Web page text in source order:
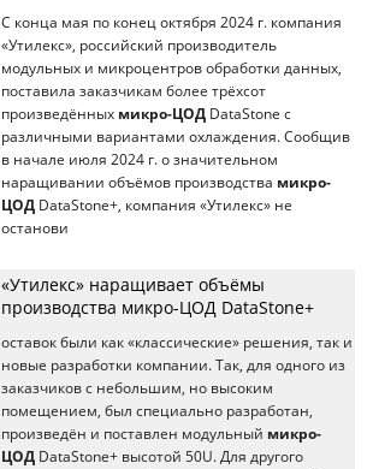
C конца мая по конец октября 2024 г. компания
«Утилекс», российский производитель
модульных и микроцентров обработки данных,
поставила заказчикам более трёхсот
произведённых микро-ЦОД DataStone с
различными вариантами охлаждения. Сообщив
в начале июля 2024 г. о значительном
наращивании объёмов производства микро-
ЦОД DataStone+, компания «Утилекс» не
останови
«Утилекс» наращивает объёмы
производства микро-ЦОД DataStone+
оставок были как «классические» решения, так и
новые разработки компании. Так, для одного из
заказчиков с небольшим, но высоким
помещением, был специально разработан,
произведён и поставлен модульный микро-
ЦОД DataStone+ высотой 50U. Для другого